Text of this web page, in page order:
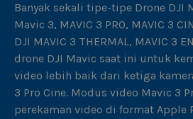
Banyak sekali tipe-tipe Drone DJI
Mavic 3, MAVIC 3 PRO, MAVIC 3
DJI MAVIC 3 THERMAL, MAVIC 3
drone DJI Mavic saat ini untuk
video lebih baik dari ketiga
3 Pro Cine. Modus video Mavic 3
perekaman video di format Apple